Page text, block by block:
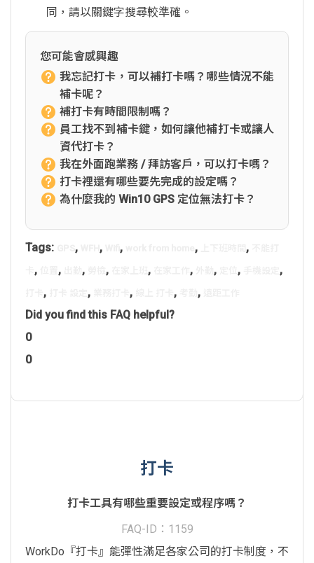
同，請以關鍵字搜尋較準確。
您可能會感興趣
我忘記打卡，可以補打卡嗎？哪些情況不能
補卡呢？
補打卡有時間限制嗎？
員工找不到補卡鍵，如何讓他補打卡或讓人
資代打卡？
我在外面跑業務 / 拜訪客戶，可以打卡嗎？
打卡裡還有哪些要先完成的設定嗎？
為什麼我的 Win10 GPS 定位無法打卡？
Tags: , , , , ,
, , , , , , , , ,
, , , , ,
Did you find this FAQ helpful?
0
0
打卡
打卡工具有哪些重要設定或程序嗎？
FAQ-ID：1159
WorkDo『打卡』能彈性滿足各家公司的打卡制度，不